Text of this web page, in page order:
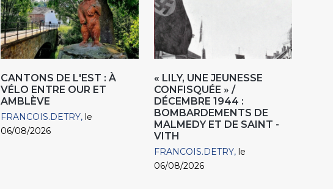
CANTONS DE L'EST : À
VÉLO ENTRE OUR ET
AMBLÈVE
FRANCOIS.DETRY le
06/08/2026
« LILY, UNE JEUNESSE
CONFISQUÉE » /
DÉCEMBRE 1944 :
BOMBARDEMENTS DE
MALMEDY ET DE SAINT -
VITH
FRANCOIS.DETRY le
06/08/2026